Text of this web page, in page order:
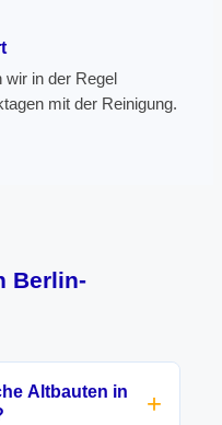
in der Regel
mit der Reinigung.
Berlin-
Altbauten in